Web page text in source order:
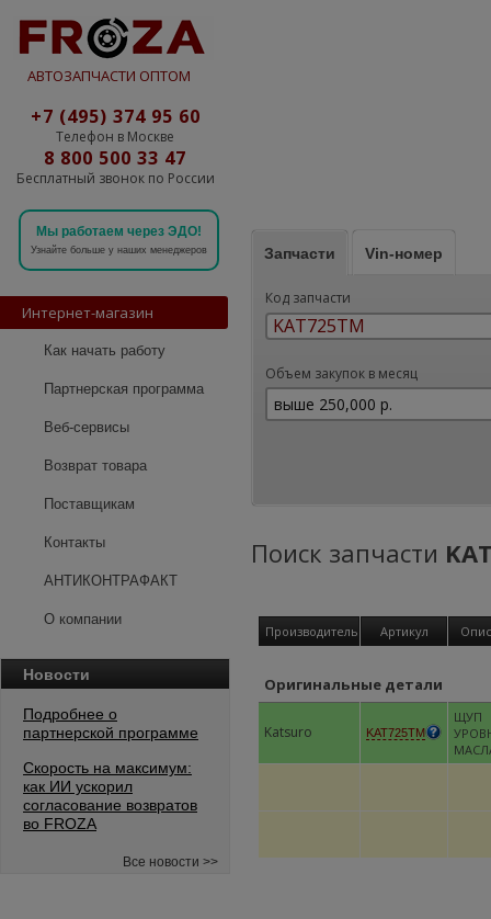
АВТОЗАПЧАСТИ ОПТОМ
+7 (495) 374 95 60
Телефон в Москве
8 800 500 33 47
Бесплатный звонок по России
Мы работаем через ЭДО!
Узнайте больше у наших менеджеров
Интернет-магазин
Как начать работу
Партнерская программа
Веб-сервисы
Возврат товара
Поставщикам
Контакты
АНТИКОНТРАФАКТ
О компании
Новости
Подробнее о
партнерской программе
Скорость на максимум:
как ИИ ускорил
согласование возвратов
во FROZA
Все новости >>
Запчасти Vin-номер
Код запчасти
Объем закупок в месяц
Поиск запчасти
Производитель Артикул
Оригинальные детали
Katsuro KAT725TM
ЩУП